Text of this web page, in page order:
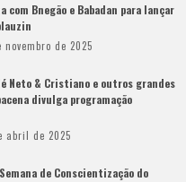
Bnegão e Babadan para lançar
novembro de 2025
Neto & Cristiano e outros grandes
divulga programação
abril de 2025
de Conscientização do